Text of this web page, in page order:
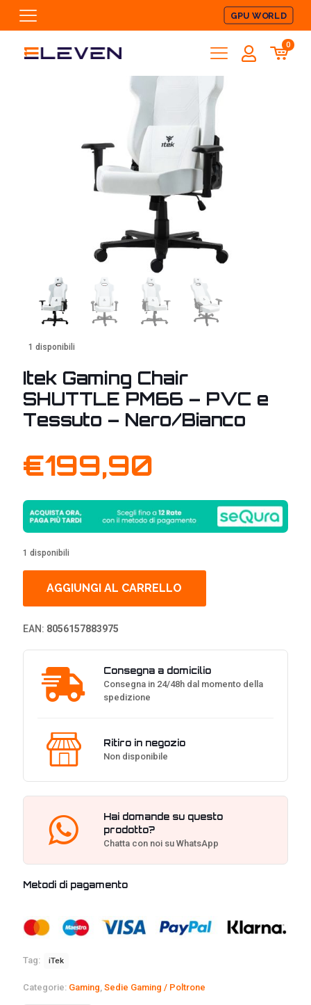
GPU WORLD
0
1 disponibili
Itek Gaming Chair
SHUTTLE PM66 – PVC e
Tessuto – Nero/Bianco
€199,90
1 disponibili
AGGIUNGI AL CARRELLO
EAN: 8056157883975
Consegna a domicilio
Consegna in 24/48h dal momento della
spedizione
Ritiro in negozio
Non disponibile
Hai domande su questo
prodotto?
Chatta con noi su WhatsApp
Metodi di pagamento
Tag: iTek
Categorie: Gaming Sedie Gaming / Poltrone